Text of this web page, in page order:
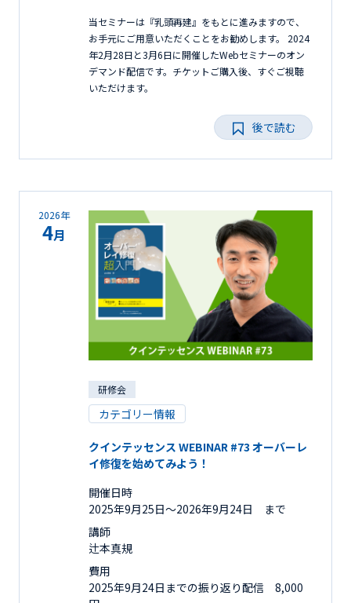
当セミナーは『乳頭再建』をもとに進みますので、
お手元にご用意いただくことをお勧めします。 2024
年2月28日と3月6日に開催したWebセミナーのオン
デマンド配信です。チケットご購入後、すぐご視聴
いただけます。
後で読む
2026年
4月
研修会
カテゴリー情報
クインテッセンス WEBINAR #73 オーバーレ
イ修復を始めてみよう！
開催日時
2025年9月25日〜2026年9月24日 まで
講師
辻本真規
費用
2025年9月24日までの振り返り配信 8,000